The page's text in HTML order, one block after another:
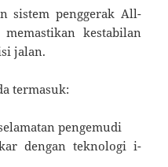
sistem penggerak All-
kestabilan
jalan.
termasuk:
pengemudi
dengan teknologi i-